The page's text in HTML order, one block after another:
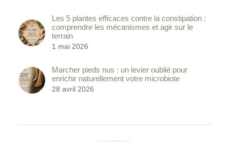
Les 5 plantes efficaces contre la constipation :
comprendre les mécanismes et agir sur le
terrain
1 mai 2026
Marcher pieds nus : un levier oublié pour
enrichir naturellement votre microbiote
28 avril 2026